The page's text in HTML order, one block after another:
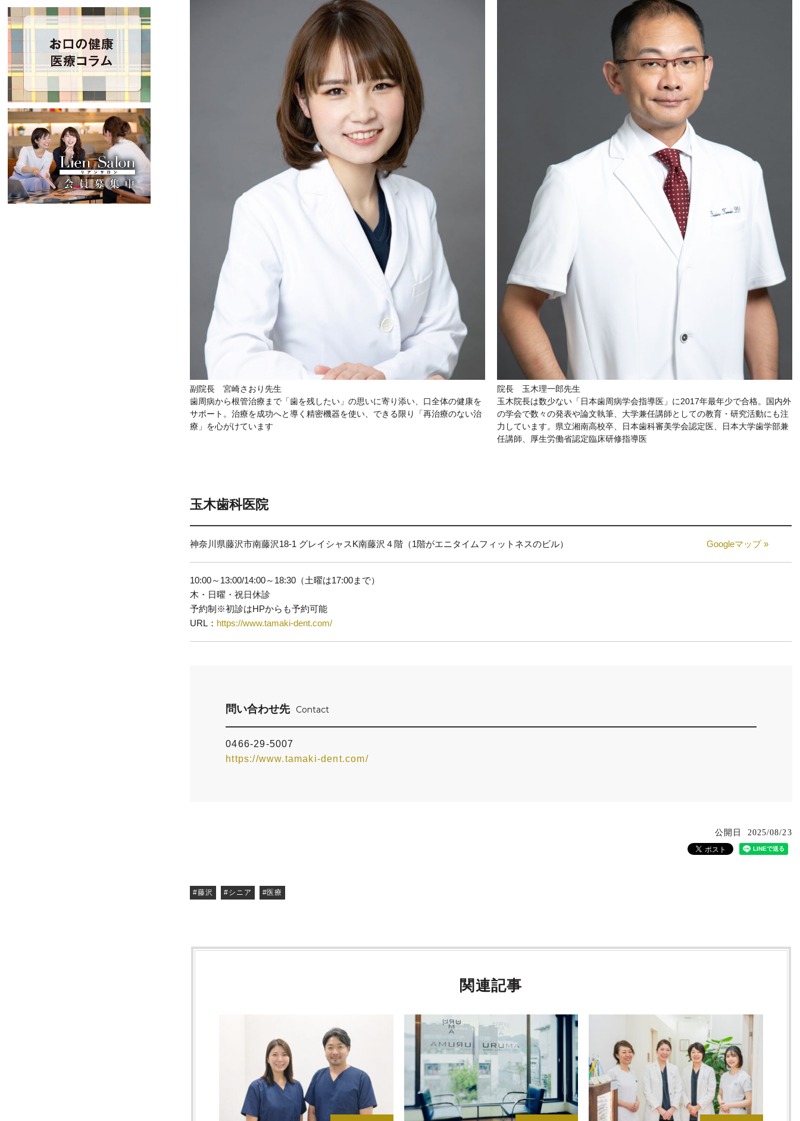
副院長 宮崎さおり先生
歯周病から根管治療まで「歯を残したい」の思いに寄り添い、口全体の健康を
サポート。治療を成功へと導く精密機器を使い、できる限り「再治療のない治
療」を心がけています
院長 玉木理一郎先生
玉木院長は数少ない「日本歯周病学会指導医」に2017年最年少で合格。国内外
の学会で数々の発表や論文執筆、大学兼任講師としての教育・研究活動にも注
力しています。県立湘南高校卒、日本歯科審美学会認定医、日本大学歯学部兼
任講師、厚生労働省認定臨床研修指導医
玉木歯科医院
神奈川県藤沢市南藤沢18-1 グレイシャスK南藤沢４階（1階がエニタイムフィットネスのビル） Googleマップ »
10:00～13:00/14:00～18:30（土曜は17:00まで）
木・日曜・祝日休診
予約制※初診はHPからも予約可能
URL： https://www.tamaki-dent.com/
問い合わせ先 Contact
0466-29-5007
https://www.tamaki-dent.com/
公開日 2025/08/23
#藤沢 #シニア #医療
関連記事